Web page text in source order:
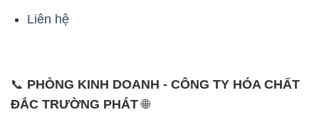
Liên hệ
📞 PHÒNG KINH DOANH - CÔNG TY HÓA CHẤT
ĐẮC TRƯỜNG PHÁT🌐